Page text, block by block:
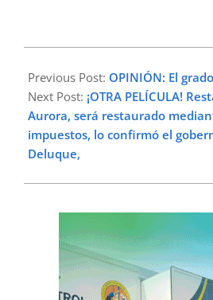
06-
25
Previous Post: OPINIÓN: El
Next Post: ¡OTRA PELÍCULA!
Aurora, será restaurado
impuestos, lo confirmó el
Deluque,